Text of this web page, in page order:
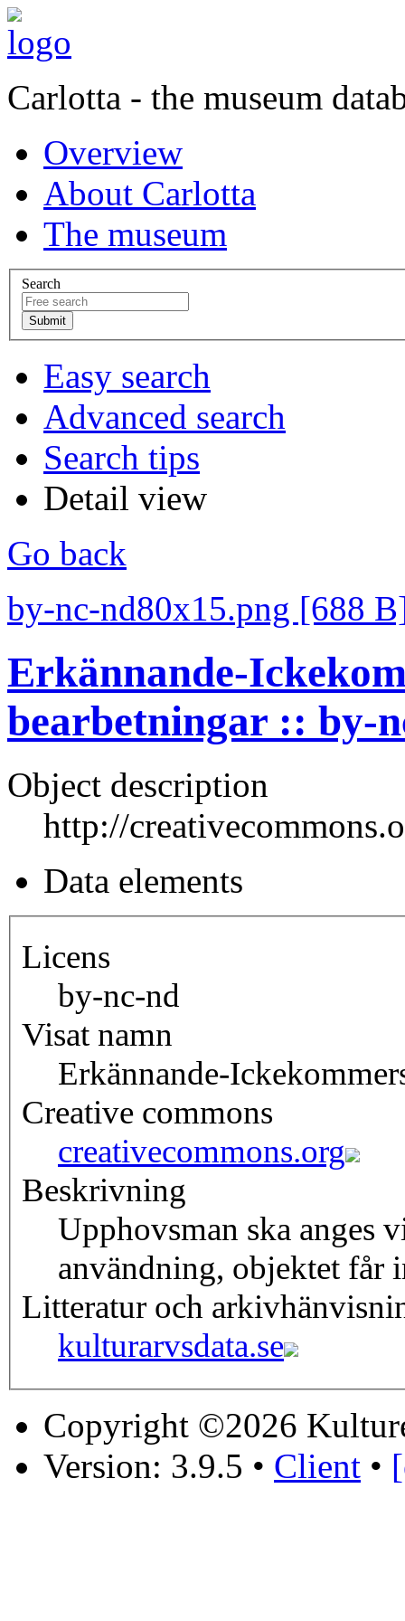
Carlotta - the museum
Overview
About Carlotta
The museum
Search
Easy search
Advanced search
Search tips
Detail view
Go back
by-nc-nd80x15.png [688
Erkännande-
bearbetningar :: by-
Object description
http://
Data elements
Licens
by-nc-nd
Visat namn
Erkännande-
Creative commons
creativecommons.org
Beskrivning
Upphovsman ska anges
användning, objektet får
Litteratur och
kulturarvsdata.se
Copyright ©2026
Version: 3.9.5 • Client •